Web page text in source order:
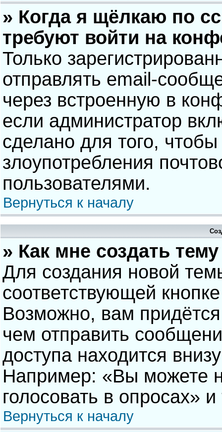
» Когда я щёлкаю по
требуют войти на
Только
отправлять email-
через встроенную в
если администратор
сделано для того, чтобы
злоупотребления
пользователями.
Вернуться к началу
» Как мне создать
Для создания новой
соответствующей
Возможно, вам
чем отправить
доступа находится
Например: «Вы можете
голосовать в опросах» и
Вернуться к началу